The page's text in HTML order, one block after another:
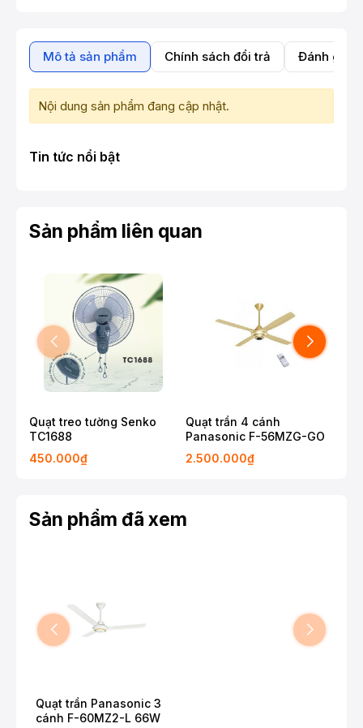
Mô tả sản phẩm Chính sách đổi trả Đánh giá
Nội dung sản phẩm đang cập nhật.
Tin tức nổi bật
Sản phẩm liên quan
Quạt treo tường Senko
TC1688
450.000₫
Quạt trần 4 cánh
Panasonic F-56MZG-GO
2.500.000₫
Sản phẩm đã xem
Quạt trần Panasonic 3
cánh F-60MZ2-L 66W